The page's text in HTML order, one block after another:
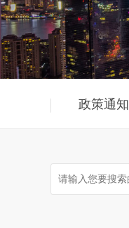
政策通知